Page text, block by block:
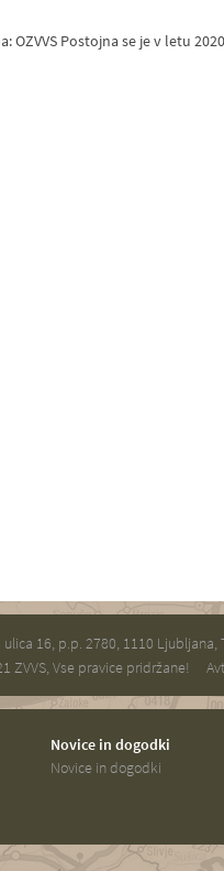
OZVVS Postojna se je v letu
ulica 16, p.p. 2780, 1110
ZVVS, Vse pravice pridržane!
Novice in dogodki
Novice in dogodki